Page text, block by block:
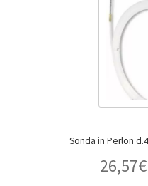
26,57€